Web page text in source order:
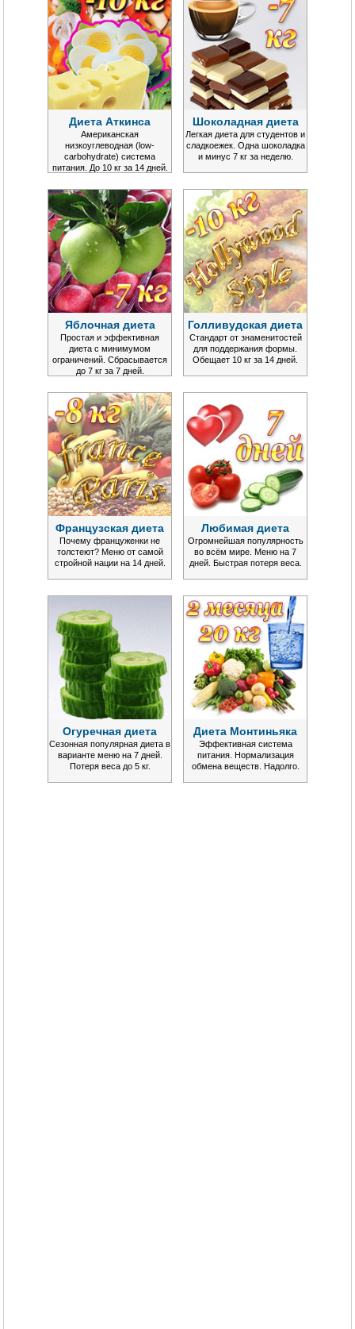
Диета Аткинса
Американская
низкоуглеводная (low-
carbohydrate) система
питания. До 10 кг за 14 дней.
Шоколадная диета
Легкая диета для студентов и
сладкоежек. Одна шоколадка
и минус 7 кг за неделю.
Яблочная диета
Простая и эффективная
диета с минимумом
ограничений. Сбрасывается
до 7 кг за 7 дней.
Голливудская диета
Стандарт от знаменитостей
для поддержания формы.
Обещает 10 кг за 14 дней.
Французская диета
Почему француженки не
толстеют? Меню от самой
стройной нации на 14 дней.
Любимая диета
Огромнейшая популярность
во всём мире. Меню на 7
дней. Быстрая потеря веса.
Огуречная диета
Сезонная популярная диета в
варианте меню на 7 дней.
Потеря веса до 5 кг.
Диета Монтиньяка
Эффективная система
питания. Нормализация
обмена веществ. Надолго.